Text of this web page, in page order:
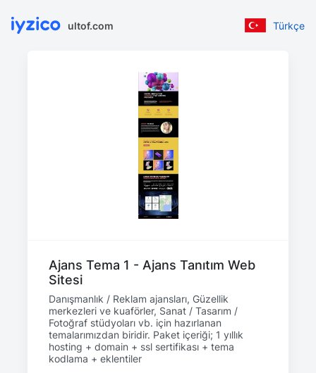
ultof.com Türkçe
Ajans Tema 1 - Ajans Tanıtım Web
Sitesi
Danışmanlık / Reklam ajansları, Güzellik
merkezleri ve kuaförler, Sanat / Tasarım /
Fotoğraf stüdyoları vb. için hazırlanan
temalarımızdan biridir. Paket içeriği; 1 yıllık
hosting + domain + ssl sertifikası + tema
kodlama + eklentiler